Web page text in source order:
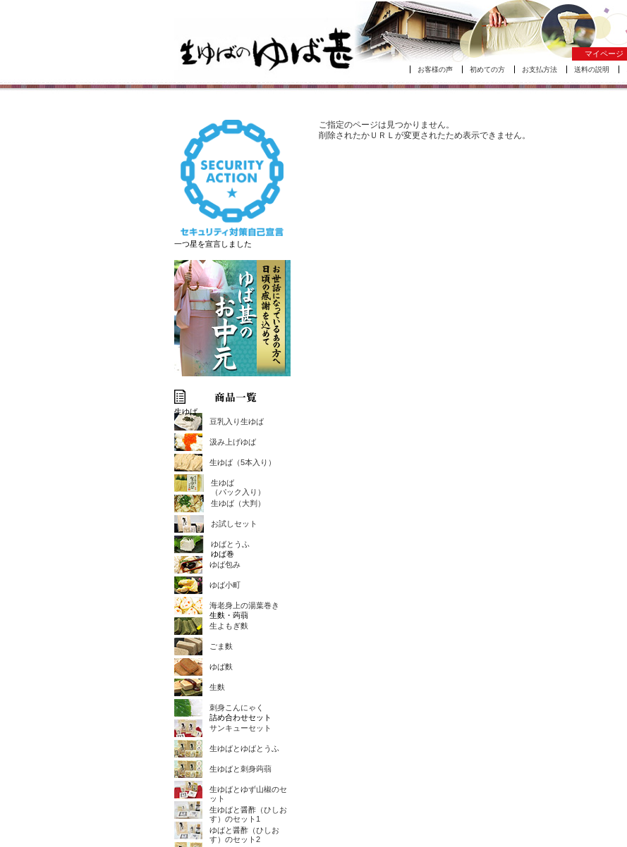
マイページ
お客様の声 初めての方 お支払方法 送料の説明
ご指定のページは見つかりません。
削除されたかＵＲＬが変更されたため表示できません。
一つ星を宣言しました
生ゆば
豆乳入り生ゆば
汲み上げゆば
生ゆば（5本入り）
生ゆば
（パック入り）
生ゆば（大判）
お試しセット
ゆばとうふ
ゆば巻
ゆば包み
ゆば小町
海老身上の湯葉巻き
生麩・蒟蒻
生よもぎ麩
ごま麩
ゆば麩
生麩
刺身こんにゃく
詰め合わせセット
サンキューセット
生ゆばとゆばとうふ
生ゆばと刺身蒟蒻
生ゆばとゆず山椒のセ
ット
生ゆばと醤酢（ひしお
す）のセット1
ゆばと醤酢（ひしお
す）のセット2